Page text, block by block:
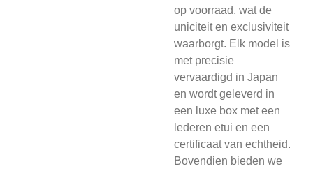
op voorraad, wat de
uniciteit en exclusiviteit
waarborgt. Elk model is
met precisie
vervaardigd in Japan
en wordt geleverd in
een luxe box met een
lederen etui en een
certificaat van echtheid.
Bovendien bieden we